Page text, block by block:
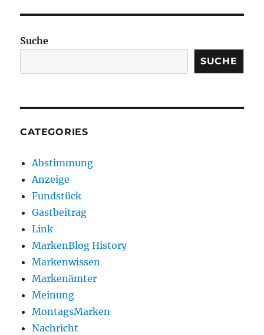
Suche
SUCHE
CATEGORIES
Abstimmung
Anzeige
Fundstück
Gastbeitrag
Link
MarkenBlog History
Markenwissen
Markenämter
Meinung
MontagsMarken
Nachricht